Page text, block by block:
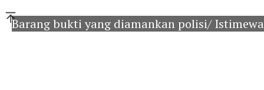
Barang bukti yang diamankan polisi/ Istimewa